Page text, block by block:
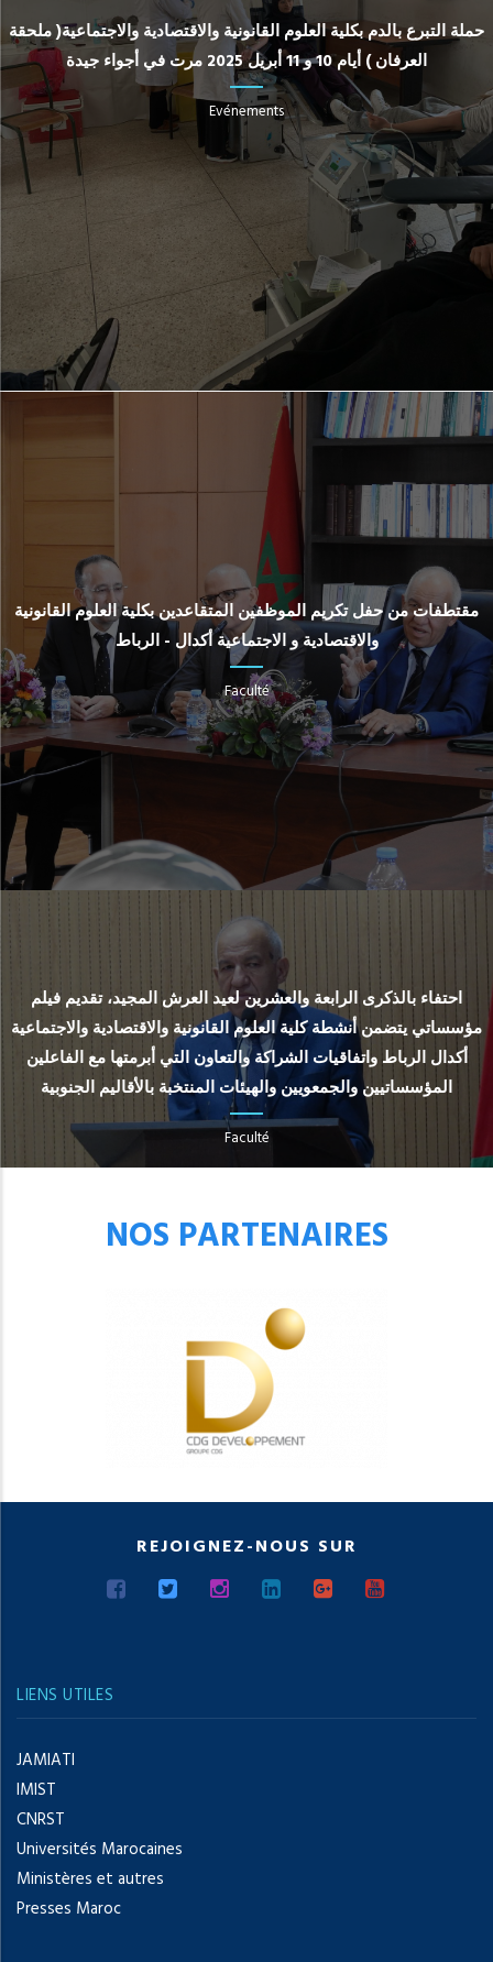
حملة التبرع بالدم بكلية العلوم القانونية والاقتصادية والاجتماعية( ملحقة
العرفان ) أيام 10 و 11 أبريل 2025 مرت في أجواء جيدة
Evénements
مقتطفات من حفل تكريم الموظفين المتقاعدين بكلية العلوم القانونية
والاقتصادية و الاجتماعية أكدال - الرباط
Faculté
احتفاء بالذكرى الرابعة والعشرين لعيد العرش المجيد، تقديم فيلم
مؤسساتي يتضمن أنشطة كلية العلوم القانونية والاقتصادية والاجتماعية
أكدال الرباط واتفاقيات الشراكة والتعاون التي أبرمتها مع الفاعلين
المؤسساتيين والجمعويين والهيئات المنتخبة بالأقاليم الجنوبية
Faculté
NOS PARTENAIRES
REJOIGNEZ-NOUS SUR
LIENS UTILES
JAMIATI
IMIST
CNRST
Universités Marocaines
Ministères et autres
Presses Maroc